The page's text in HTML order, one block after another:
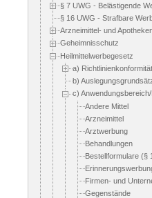
§ 7 UWG - Belästigende
§ 16 UWG - Strafbare
Arzneimittel- und
Geheimnisschutz
Heilmittelwerbegesetz
a) Richtlinienkonformität
b)
c)
Andere Mittel
Arzneimittel
Arztwerbung
Behandlungen
Bestellformulare (§
Firmen- und
Gegenstände